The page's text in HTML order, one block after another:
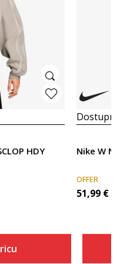
HDY Nike W
OFFER
51,99 €